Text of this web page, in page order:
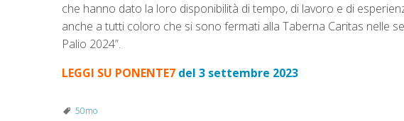
che hanno dato la loro disponibilità di tempo, di lavoro e di
anche a tutti coloro che si sono fermati alla Taberna Caritas nelle
Palio 2024”.
LEGGI SU PONENTE7 del 3 settembre 2023
50mo